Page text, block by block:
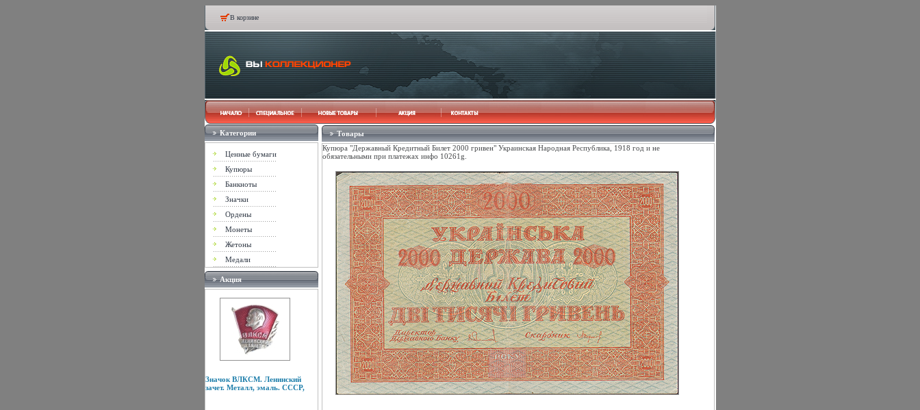
В корзине
Категории
Ценные бумаги
Купюры
Банкноты
Значки
Ордены
Монеты
Жетоны
Медали
Акция
Значок ВЛКСМ. Ленинский
зачет. Металл, эмаль. СССР,
Товары
Купюра "Державный Кредитный Билет 2000 гривен" Украинская Народная Республика, 1918 год и не
обязательными при платежах инфо 10261g.